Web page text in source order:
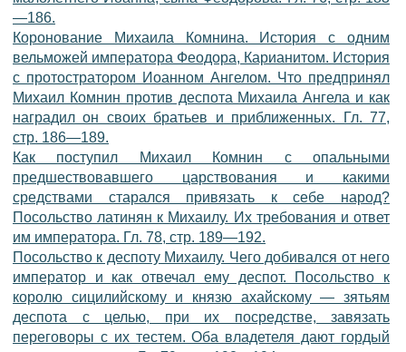
—186.
Коронование Михаила Комнина. История с одним
вельможей императора Феодора, Карианитом. История
с протостратором Иоанном Ангелом. Чтo предпринял
Михаил Комнин против деспота Михаила Ангела и как
наградил он своих братьев и приближенных. Гл. 77,
стр. 186—189.
Как поступил Михаил Комнин с опальными
предшествовавшего царствования и какими
средствами старался привязать к себе народ?
Посольство латинян к Михаилу. Их требования и ответ
им императора. Гл. 78, стр. 189—192.
Посольство к деспоту Михаилу. Чего добивался от него
император и как отвечал ему деспот. Посольство к
королю сицилийскому и князю ахайскому — зятьям
деспота с целью, при их посредстве, завязать
переговоры с их тестем. Оба владетеля дают гордый